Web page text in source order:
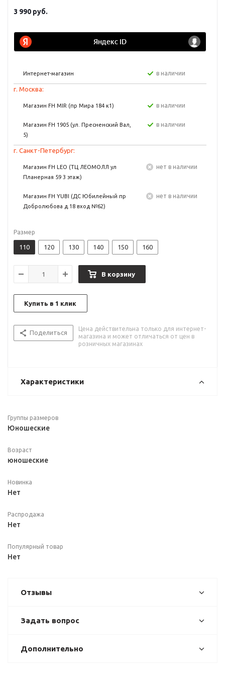
3 990 руб.
Интернет-магазин в наличии
г. Москва:
Магазин FH MIR (пр Мира 184 к1) в наличии
Магазин FH 1905 (ул. Пресненский Вал,
5)
в наличии
г. Санкт-Петербург:
Магазин FH LEO (ТЦ ЛЕОМОЛЛ ул
Планерная 59 3 этаж)
Нет в наличии
Магазин FH YUBI (ДС Юбилейный пр
Добролюбова д.18 вход №62)
Нет в наличии
Размер
110 120 130 140 150 160
В корзину
Купить в 1 клик
Поделиться
Цена действительна только для интернет-
магазина и может отличаться от цен в
розничных магазинах
Характеристики
Группы размеров
Юношеские
Возраст
юношеские
Новинка
Нет
Распродажа
Нет
Популярный товар
Нет
Отзывы
Задать вопрос
Дополнительно